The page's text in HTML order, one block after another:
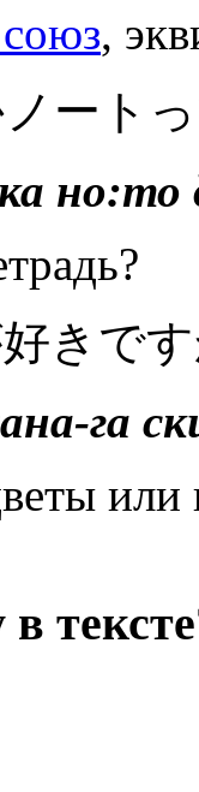
,
ート
но:то
きで
га
или